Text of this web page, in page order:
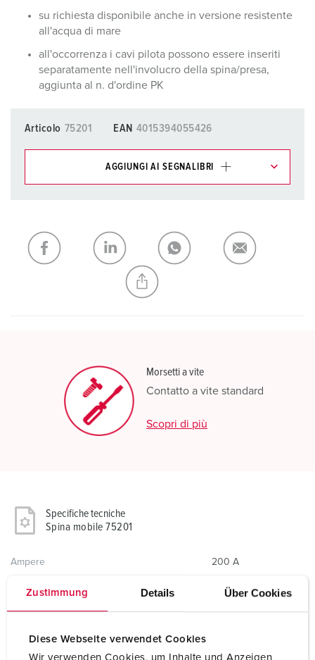
Zustimmung Details Über Cookies
Diese Webseite verwendet Cookies
Wir verwenden Cookies, um Inhalte und Anzeigen
su richiesta disponibile anche in versione resistente
all'acqua di mare
all'occorrenza i cavi pilota possono essere inseriti
separatamente nell'involucro della spina/presa,
aggiunta al n. d'ordine PK
Articolo 75201 EAN 4015394055426
AGGIUNGI AI SEGNALIBRI
CREA NUOVA LISTA
Morsetti a vite
Contatto a vite standard
Scopri di più
Specifiche tecniche
Spina mobile 75201
Ampere 200 A
4 p